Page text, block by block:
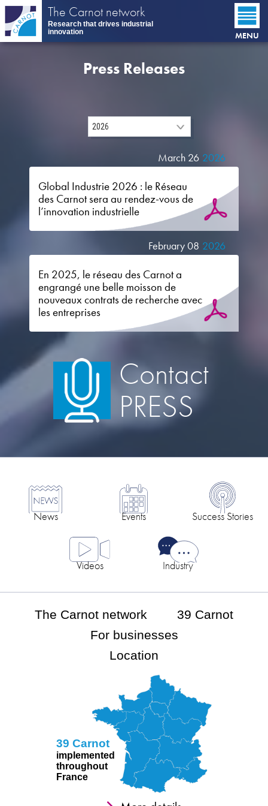
Skip
main
content
The Carnot network
Research that drives industrial
innovation
MENU
Press Releases
March 26 2026
Global Industrie 2026 : le Réseau
des Carnot sera au rendez-vous de
l’innovation industrielle
February 08 2026
En 2025, le réseau des Carnot a
engrangé une belle moisson de
nouveaux contrats de recherche avec
les entreprises
Contact
PRESS
News Events Success Stories
Videos Industry
The Carnot network
39 Carnot
For businesses
Location
39 Carnot
implemented
throughout
France